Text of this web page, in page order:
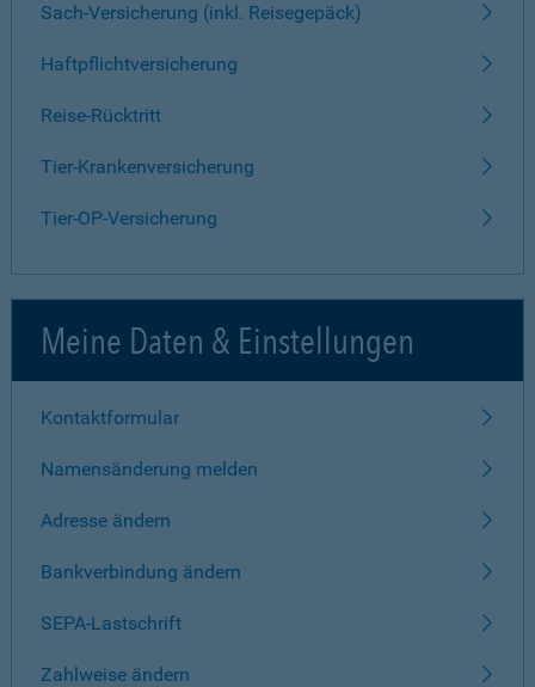
Sach-Versicherung (inkl. Reisegepäck)
Haftpflichtversicherung
Reise-Rücktritt
Tier-Krankenversicherung
Tier-OP-Versicherung
Meine Daten & Einstellungen
Kontaktformular
Namensänderung melden
Adresse ändern
Bankverbindung ändern
SEPA-Lastschrift
Zahlweise ändern